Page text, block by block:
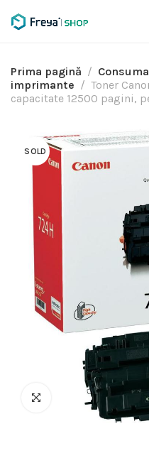
Prima pagină
imprimante
Toner
capacitate 12500 pagini,
SOLD